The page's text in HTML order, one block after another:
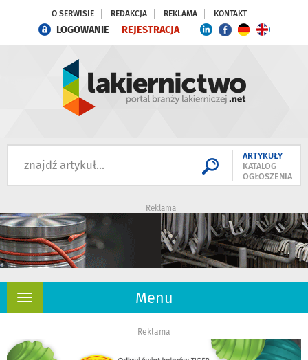
O SERWISIE REDAKCJA REKLAMA KONTAKT
LOGOWANIE REJESTRACJA
ARTYKUŁY
KATALOG
OGŁOSZENIA
Reklama
Menu
Rozwiń
Reklama